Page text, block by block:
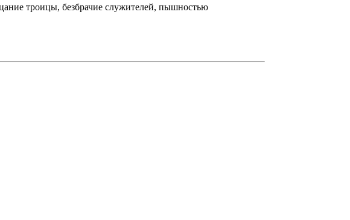
троицы, безбрачие служителей, пышностью